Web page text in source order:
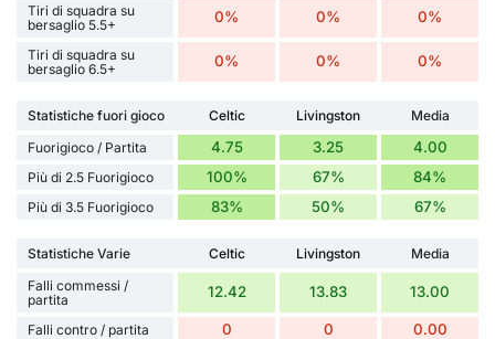
Tiri di squadra su
bersaglio 5.5+
0% 0% 0%
Tiri di squadra su
bersaglio 6.5+
0% 0% 0%
Statistiche fuori gioco Celtic Livingston
Media
Fuorigioco / Partita
4.75 3.25 4.00
Più di 2.5 Fuorigioco 100% 67% 84%
Più di 3.5 Fuorigioco 83% 50% 67%
Statistiche Varie Celtic Livingston
Media
Falli commessi /
partita
12.42 13.83 13.00
Falli contro / partita 0 0 0.00